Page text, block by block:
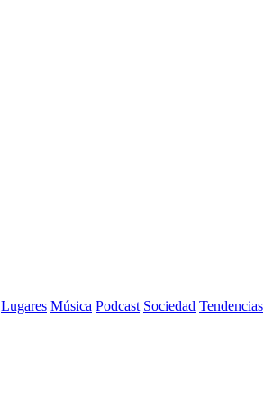
Lugares Música Podcast Sociedad Tendencias